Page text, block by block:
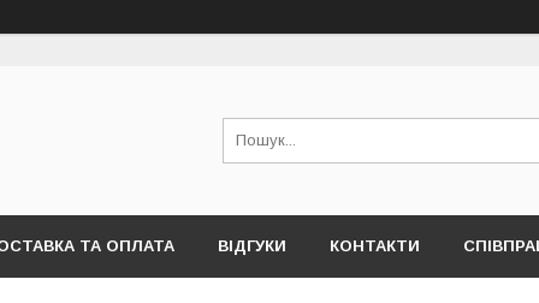
ТА ОПЛАТА ВІДГУКИ КОНТАКТИ